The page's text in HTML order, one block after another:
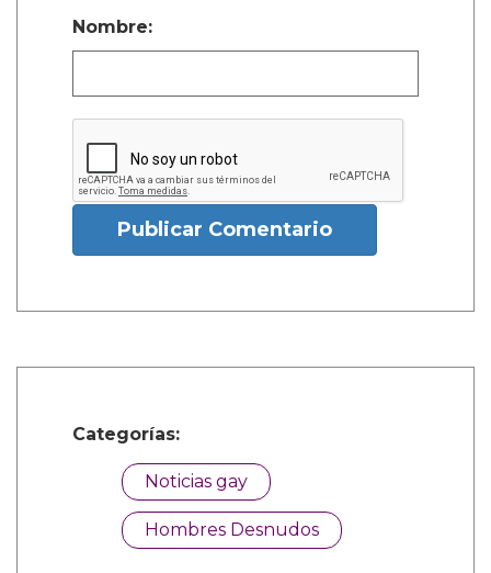
Nombre:
Publicar Comentario
Categorías:
Noticias gay
Hombres Desnudos